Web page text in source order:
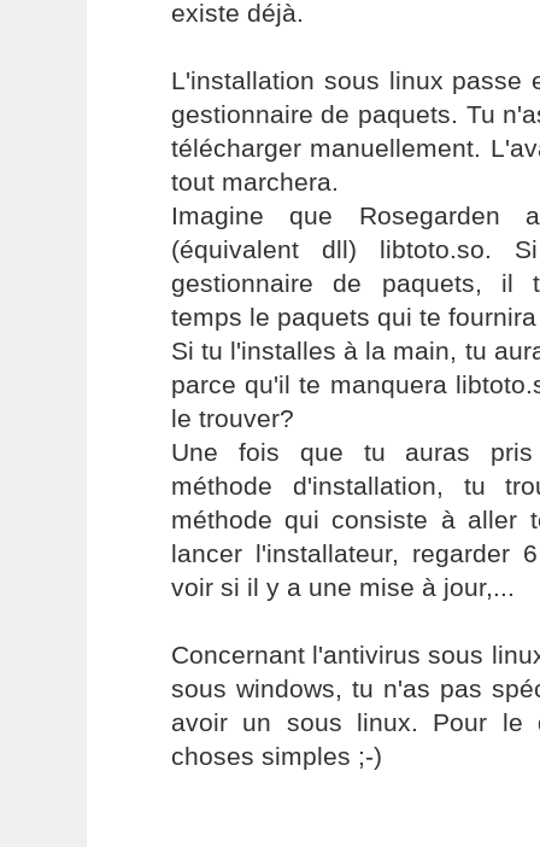
existe déjà.
L'installation sous linux passe
gestionnaire de paquets. Tu
télécharger manuellement.
tout marchera.
Imagine que Rosegarden
(équivalent dll) libtoto.so.
gestionnaire de paquets, il
temps le paquets qui te
Si tu l'installes à la main, tu
parce qu'il te manquera
le trouver?
Une fois que tu auras pris
méthode d'installation, tu
méthode qui consiste à aller
lancer l'installateur, regarder
voir si il y a une mise à jour,...
Concernant l'antivirus sous
sous windows, tu n'as pas
avoir un sous linux. Pour le
choses simples ;-)